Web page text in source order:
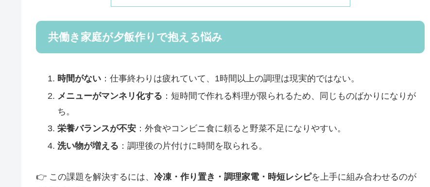
共働き家庭が夕飯作りで抱える悩み
時間がない：仕事終わりは疲れていて、1時間以上の調理は現実的ではない。
メニューがマンネリ化する ：短時間で作れる料理が限られるため、同じものばかりになりが
ち。
栄養バランスが不安：外食やコンビニ食に頼ると野菜不足になりやすい。
洗い物が増える ：調理後の片付けに時間を取られる。
👉 この課題を解決するには、 冷凍・作り置き・調理家電・時短レシピを上手に組み合わせるのが